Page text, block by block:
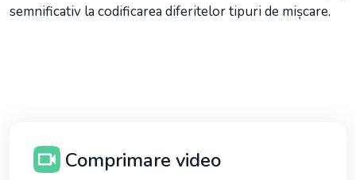
semnificativ la codificarea diferitelor tipuri de mișcare.
Comprimare video